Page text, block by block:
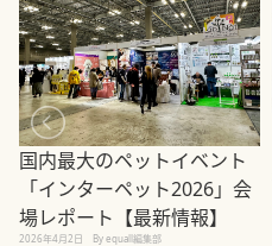
国内最大のペットイベント
「インターペット2026」会
場レポート【最新情報】
2026年4月2日 By equall編集部